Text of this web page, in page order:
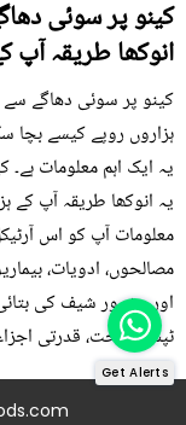
کینو پر سوئی
انوکھا طریقہ آپ
کینو پر سوئی دھاگے سے
ہزاروں روپے کیسے بچا
یہ ایک اہم معلومات
یہ انوکھا طریقہ آپ کے
معلومات آپ کو اس
مصالحوں، ادویات،
اور مشہور شیف کی
ٹپس، صحت، قدرتی
Get Alerts